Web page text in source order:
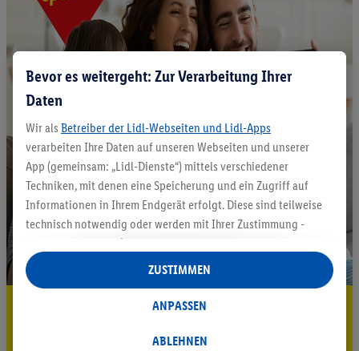
5.95 € Versand sparen³²ᵃ
Jetzt zum Newsletter anmelden
Bevor es weitergeht: Zur Verarbeitung Ihrer
Daten
Wir als Betreiber der Lidl-Webseiten und Lidl-Apps
verarbeiten Ihre Daten auf unseren Webseiten und unserer
App (gemeinsam: „Lidl-Dienste“) mittels verschiedener
Techniken, mit denen eine Speicherung und ein Zugriff auf
Informationen in Ihrem Endgerät erfolgt. Diese sind teilweise
technisch notwendig oder werden mit Ihrer Zustimmung -
auch durch Partner (u.a.
Verantwortliche; im Zusammenhang mit dem IAB TCF
insgesamt
Statistik-Erstellung oder für personalisierte Werbung
Datenverarbeitungen für personalisierte Werbung werden
ABLEHNEN
ANPASSEN
ZUSTIMMEN